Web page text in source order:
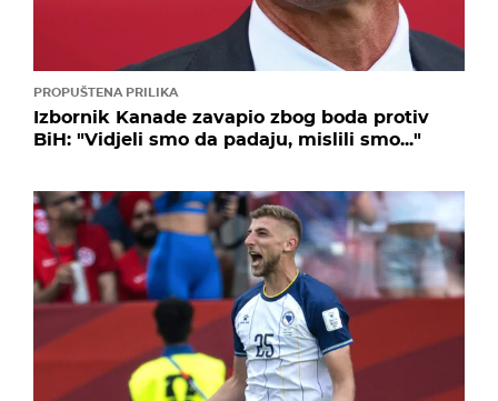
PROPUŠTENA PRILIKA
Izbornik Kanade zavapio zbog boda protiv
BiH: "Vidjeli smo da padaju, mislili smo..."